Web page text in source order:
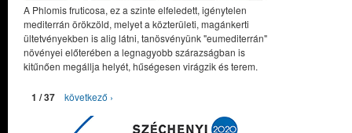
A Phlomis fruticosa, ez a szinte elfeledett, igénytelen
mediterrán örökzöld, melyet a közterületi, magánkerti
ültetvényekben is alig látni, tanösvényünk "eumediterrán"
növényei előterében a legnagyobb szárazságban is
kitűnően megállja helyét, hűségesen virágzik és terem.
1 / 37 következő ›